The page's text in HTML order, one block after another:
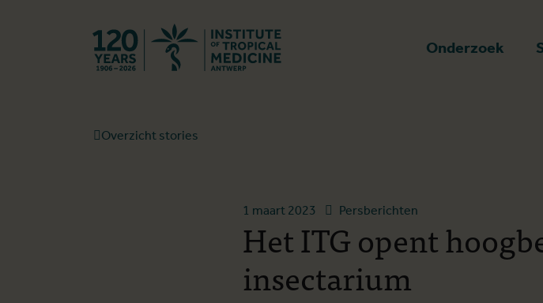
Onderzoek
Overzicht stories
1 maart 2023 Persberichten
Het ITG opent
insectarium